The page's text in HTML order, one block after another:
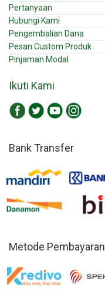
Pertanyaan
Hubungi Kami
Pengembalian Dana
Pesan Custom Produk
Pinjaman Modal
Ikuti Kami
Bank Transfer
Metode Pembayaran